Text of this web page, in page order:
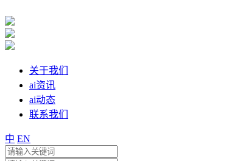
关于我们
ai资讯
ai动态
联系我们
中 EN